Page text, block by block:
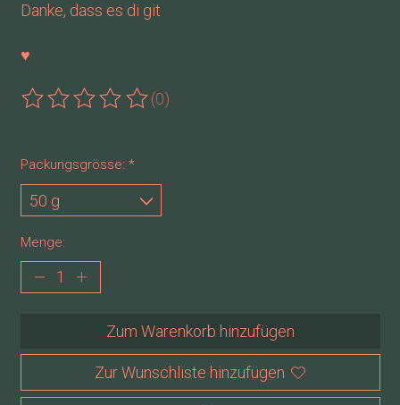
Danke, dass es di git
♥
Die Bewertung dieses Produkts ist
(0)
Packungsgrösse: *
Menge:
Zum Warenkorb hinzufügen
Zur Wunschliste hinzufügen